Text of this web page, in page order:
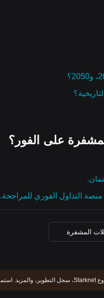
على الفور؟
التداول الفوري للمراجحة.
المشفرة